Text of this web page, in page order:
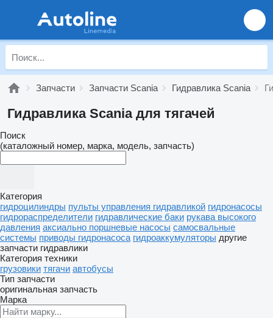
Запчасти Запчасти Scania Гидравлика Scania
Гидравлика Scania для тягачей
Поиск
(каталожный номер, марка, модель, запчасть)
Категория
гидроцилиндры пульты управления гидравликой гидронасосы
гидрораспределители гидравлические баки рукава высокого
давления аксиально поршневые насосы самосвальные
системы приводы гидронасоса гидроаккумуляторы другие
запчасти гидравлики
Категория техники
грузовики тягачи автобусы
Тип запчасти
оригинальная запчасть
Марка